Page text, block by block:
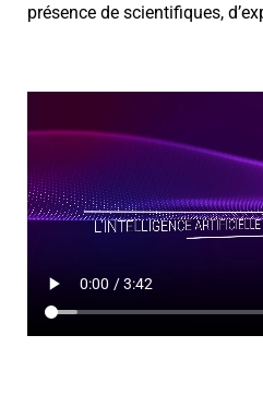
présence de scientifiques,